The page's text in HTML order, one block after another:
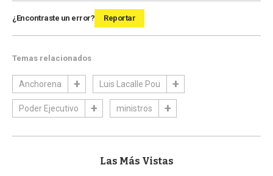
¿Encontraste un error? Reportar
Temas relacionados
Anchorena Luis Lacalle Pou
Poder Ejecutivo ministros
Las Más Vistas